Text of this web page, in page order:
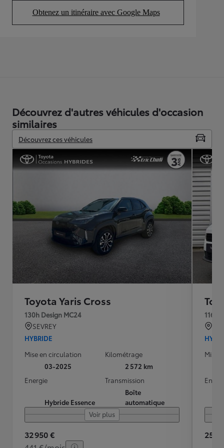
Obtenez un itinéraire avec Google Maps
Découvrez d'autres véhicules d'occasion
similaires
Découvrez ces véhicules
Toyota Yaris Cross
130h Design MC24
SEVREY
HYBRIDE
Mise en circulation
03-2025
Kilométrage
2 572 km
Energie
Hybride Essence
Transmission
Boîte
automatique
Voir plus
32 950 €
116h
Mise
25